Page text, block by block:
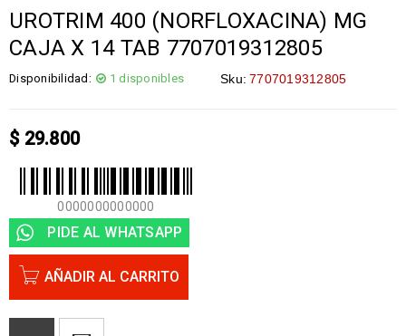
UROTRIM 400 (NORFLOXACINA) MG
CAJA X 14 TAB 7707019312805
Disponibilidad: 1 disponibles Sku: 7707019312805
$29.800
0000000000000
PIDE AL WHATSAPP
AÑADIR AL CARRITO